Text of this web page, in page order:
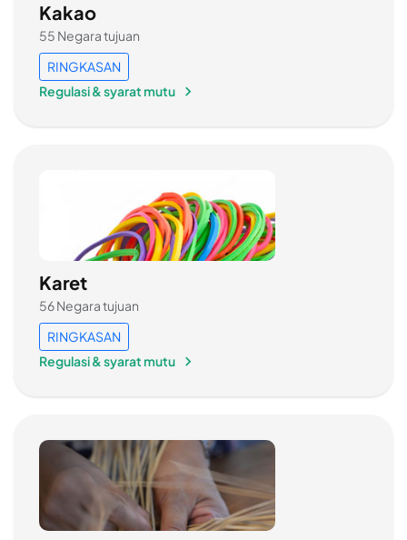
Kakao
55 Negara tujuan
RINGKASAN
Regulasi & syarat mutu
Karet
56 Negara tujuan
RINGKASAN
Regulasi & syarat mutu